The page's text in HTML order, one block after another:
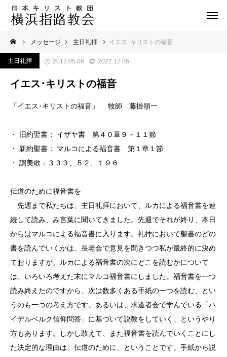
メッセージ 主日礼拝 イエス･キリストの福音
主日礼拝 2012.05.06 2022.12.06
イエス･キリストの福音
「イエス･キリストの福音」 牧師 藤掛順一
・ 旧約聖書： イザヤ書 第４０章９－１１節
・ 新約聖書： マルコによる福音書 第１章１節
・ 讃美歌：３３３、５２、１９６
伝道のために福音書を
先週まで私たちは、主日礼拝において、ルカによる福音書を連
続して読み、み言葉に聞いてきました。先週でそれが終り、本日
からはマルコによる福音書に入ります。礼拝において聖書のどの
書を読んでいくかは、長老会で意見を聞きつつ私が最終的に決め
ておりますが、ルカによる福音書の次にどこを読むかについて
は、いろいろ考えた末にマルコ福音書にしました。福音書を一つ
読み終えたのですから、次は数多くある手紙の一つを読む、とい
うのも一つの考え方です。あるいは、求道者会で学んでいる「ハ
イデルベルク信仰問答」に基づいて説教をしていく、というやり
方もあります。しかし敢えて、また福音書を読んでいくことにし
た決定的な理由は、伝道のために、ということです。手紙から説